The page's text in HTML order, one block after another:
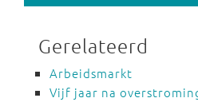
Gerelateerd
Arbeidsmarkt
Vijf jaar na